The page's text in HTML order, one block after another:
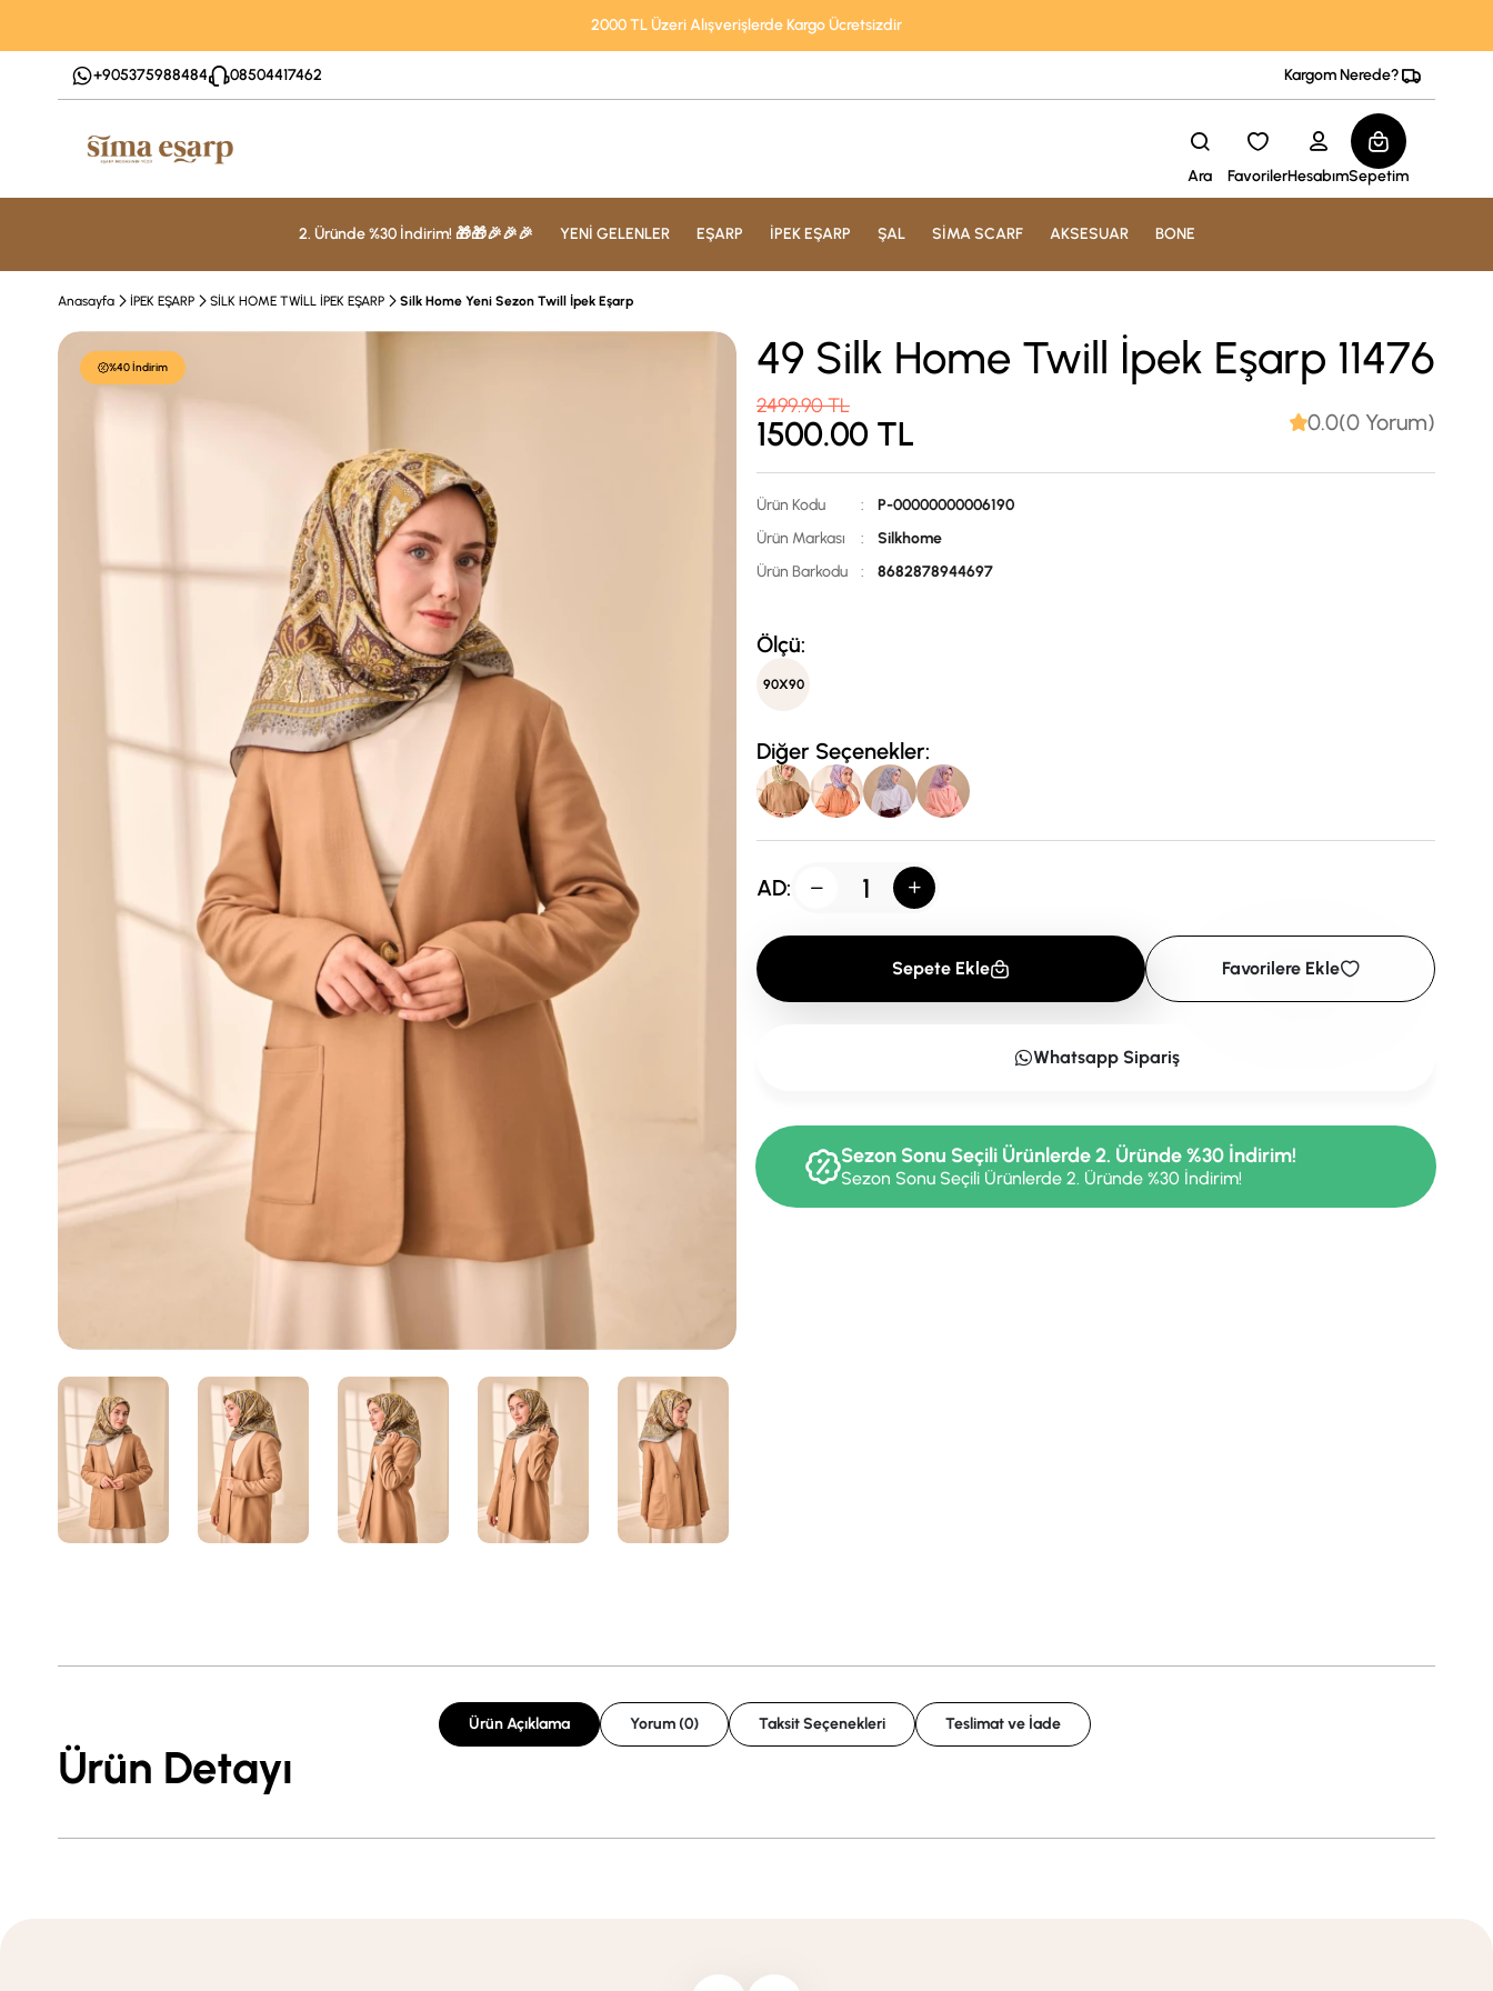
2000 TL Üzeri Alışverişlerde Kargo Ücretsizdir
+905375988484 08504417462 Kargom Nerede?
Ara FavorilerHesabımSepetim
2. Üründe %30 İndirim! 🎁🎁🎉🎉🎉 YENİ GELENLER EŞARP İPEK EŞARP ŞAL SİMA SCARF AKSESUAR BONE
Anasayfa İPEK EŞARP SİLK HOME TWİLL İPEK EŞARP Silk Home Yeni Sezon Twill İpek Eşarp
%40 İndirim 49 Silk Home Twill İpek Eşarp 11476
2499.90TL
1500.00 TL 0.0(0 Yorum)
Ürün Kodu :
P-00000000006190
Ürün Markası
:
Silkhome
Ürün Barkodu
: 8682878944697
Ölçü:
90X90
Diğer Seçenekler:
AD:
Sepete Ekle Favorilere Ekle
Whatsapp Sipariş
Sezon Sonu Seçili Ürünlerde 2. Üründe %30 İndirim!
Sezon Sonu Seçili Ürünlerde 2. Üründe %30 İndirim!
Ürün Açıklama Yorum (0) Taksit Seçenekleri Teslimat ve İade
Ürün Detayı